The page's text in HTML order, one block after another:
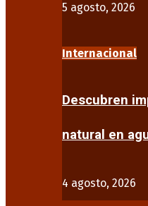
5 agosto, 2026
Internacional
Descubren
natural en
4 agosto, 2026